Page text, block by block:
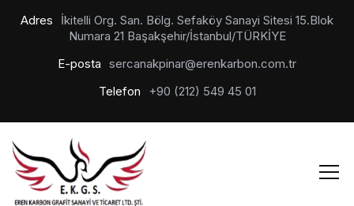
Adres
İkitelli Org. San. Bölg. Sefaköy Sanayi Sitesi 15.Blok
Numara 21 Başakşehir/İstanbul/TÜRKİYE
E-posta sercanakpinar@erenkarbon.com.tr
Telefon
+90 (212) 549 45 01